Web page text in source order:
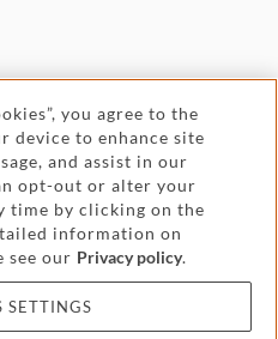
Accessibility
Attorney advertising
you agree to the
device to enhance site
and assist in our
opt-out or alter your
time by clicking on the
information on
see our Privacy policy.
SETTINGS